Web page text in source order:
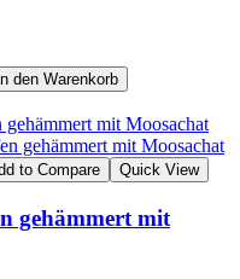
to Compare Quick View
gehämmert mit